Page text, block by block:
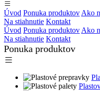
Úvod Ponuka produktov Ako
Na stiahnutie Kontakt
Úvod Ponuka produktov Ako
Na stiahnutie Kontakt
Ponuka produktov